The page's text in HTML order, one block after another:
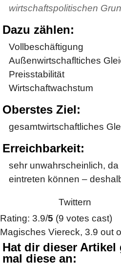
wirtschaftspolitischen
Dazu zählen:
Vollbeschäftigung
Außenwirtschafltiches
Preisstabilität
Wirtschaftwachstum
Oberstes Ziel:
gesamtwirtschaftliches
Erreichbarkeit:
sehr unwahrscheinlich,
eintreten können –
Twittern
Rating: 3.9/5 (9 votes cast)
Magisches Viereck, 3.9 out
Hat dir dieser
mal diese an: